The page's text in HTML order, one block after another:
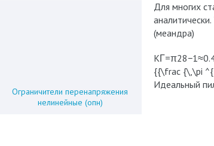
Ограничители перенапряжения
нелинейные (опн)
Для многих
(меандра)
{{\frac {\,\pi
Идеальный